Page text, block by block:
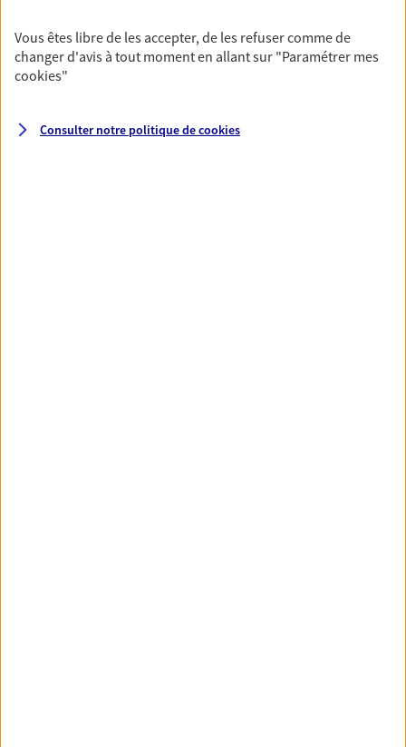
NOUS CONTACTER
Vous êtes libre de les accepter, de les refuser comme de
changer d'avis à tout moment en allant sur "Paramétrer mes
cookies"
Consulter notre politique decookies